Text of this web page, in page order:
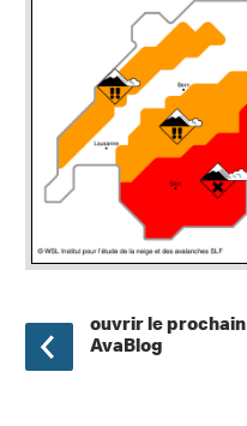
ouvrir le prochain
AvaBlog